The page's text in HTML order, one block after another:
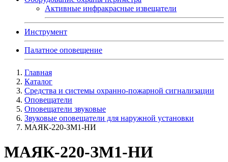
Активные инфракрасные извещатели
Инструмент
Палатное оповещение
Главная
Каталог
Средства и системы охранно-пожарной сигнализации
Оповещатели
Оповещатели звуковые
Звуковые оповещатели для наружной установки
МАЯК-220-ЗМ1-НИ
МАЯК-220-ЗМ1-НИ